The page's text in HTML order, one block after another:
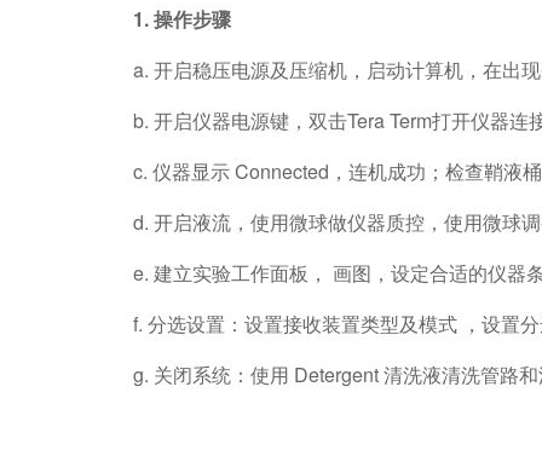
1. 操作步骤
a. 开启稳压电源及压缩机，启动计算机，在出
b. 开启仪器电源键，双击Tera Term打开仪器
c. 仪器显示 Connected，连机成功；检查鞘液
d. 开启液流，使用微球做仪器质控，使用微球
e. 建立实验工作面板， 画图，设定合适的仪器
f. 分选设置：设置接收装置类型及模式 ，设置
g. 关闭系统：使用 Detergent 清洗液清洗管路